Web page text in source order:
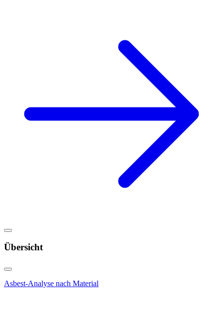
Übersicht
Asbest-Analyse nach Material